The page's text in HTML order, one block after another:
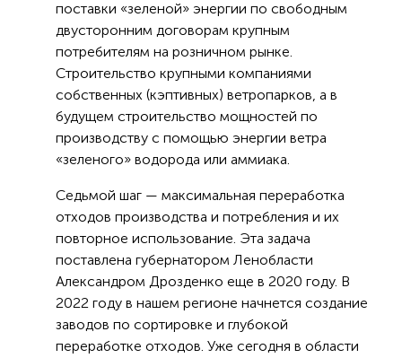
поставки «зеленой» энергии по свободным
двусторонним договорам крупным
потребителям на розничном рынке.
Строительство крупными компаниями
собственных (кэптивных) ветропарков, а в
будущем строительство мощностей по
производству с помощью энергии ветра
«зеленого» водорода или аммиака.
Седьмой шаг — максимальная переработка
отходов производства и потребления и их
повторное использование. Эта задача
поставлена губернатором Ленобласти
Александром Дрозденко еще в 2020 году. В
2022 году в нашем регионе начнется создание
заводов по сортировке и глубокой
переработке отходов. Уже сегодня в области